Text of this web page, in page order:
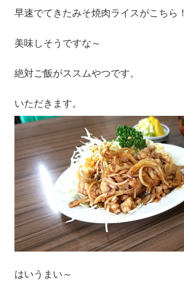
早速でてきたみそ焼肉ライスがこちら！
美味しそうですな～
絶対ご飯がススムやつです。
いただきます。
はいうまい～